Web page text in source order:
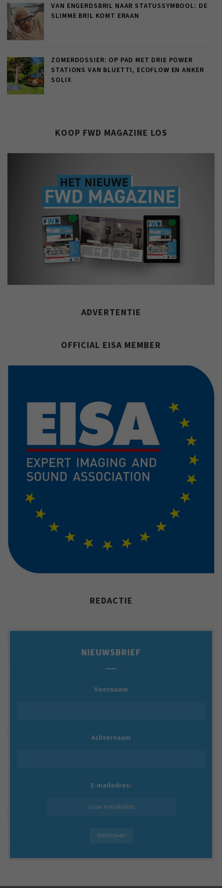
VAN ENGERDSBRIL NAAR STATUSSYMBOOL: DE
SLIMME BRIL KOMT ERAAN
ZOMERDOSSIER: OP PAD MET DRIE POWER
STATIONS VAN BLUETTI, ECOFLOW EN ANKER
SOLIX
KOOP FWD MAGAZINE LOS
ADVERTENTIE
OFFICIAL EISA MEMBER
REDACTIE
NIEUWSBRIEF
Voornaam
Achternaam
E-mailadres: